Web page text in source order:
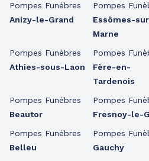
Pompes Funèbres
Anizy-le-Grand
Pompes Funèbres
Athies-sous-Laon
Pompes Funèbres
Beautor
Pompes Funèbres
Belleu
Pompes
Essômes-
Marne
Pompes
Fère-en-
Tardenois
Pompes
Fresnoy-le-
Pompes
Gauchy